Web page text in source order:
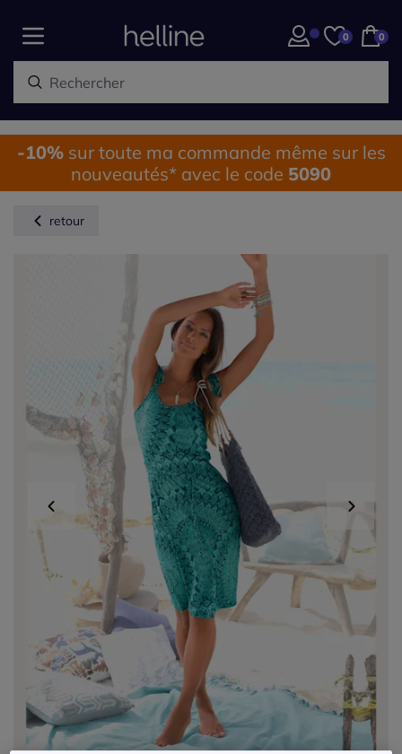
0 0
-10%sur toute ma commande même sur les
nouveautés* avec le code 5090
retour